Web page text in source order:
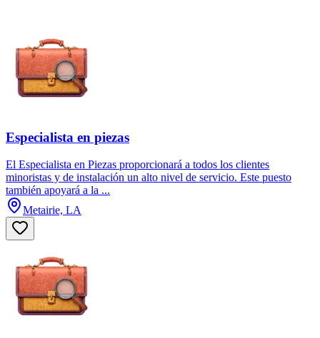
Especialista en piezas
El Especialista en Piezas proporcionará a todos los clientes
minoristas y de instalación un alto nivel de servicio. Este puesto
también apoyará a la ...
Metairie, LA